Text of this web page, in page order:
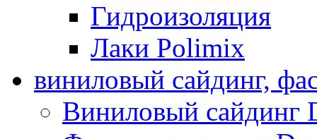
Гидроизоляция
Лаки Polimix
виниловый сайдинг,
Виниловый сайдинг